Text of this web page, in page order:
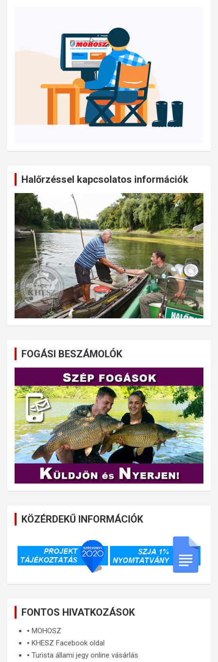
Halőrzéssel kapcsolatos információk
FOGÁSI BESZÁMOLÓK
KÖZÉRDEKŰ INFORMÁCIÓK
FONTOS HIVATKOZÁSOK
🞄 MOHOSZ
🞄 KHESZ Facebook oldal
🞄 Turista állami jegy online vásárlás